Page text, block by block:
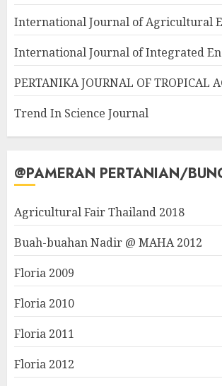
International Journal of Agricultural
International Journal of Integrated
PERTANIKA JOURNAL OF TROPICAL
Trend In Science Journal
@PAMERAN PERTANIAN/
Agricultural Fair Thailand 2018
Buah-buahan Nadir @ MAHA 2012
Floria 2009
Floria 2010
Floria 2011
Floria 2012